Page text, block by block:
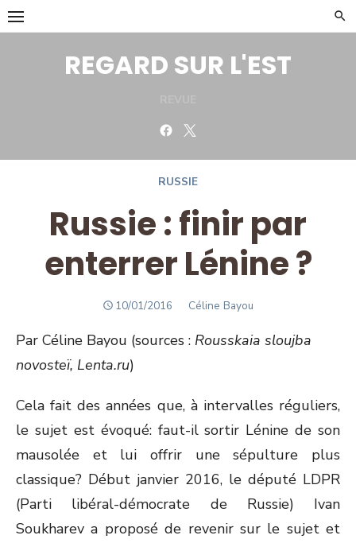
Skip
to
REGARD SUR L'EST
Facebook
RUSSIE
Russie : finir par
enterrer Lénine ?
POSTED
10/01/2016 Author
Céline Bayou
Par Céline Bayou (sources : Rousskaia sloujba
novosteï, Lenta.ru)
Cela fait des années que, à intervalles réguliers,
le sujet est évoqué: faut-il sortir Lénine de son
mausolée et lui offrir une sépulture plus
classique? Début janvier 2016, le député LDPR
(Parti libéral-démocrate de Russie) Ivan
Soukharev a proposé de revenir sur le sujet et